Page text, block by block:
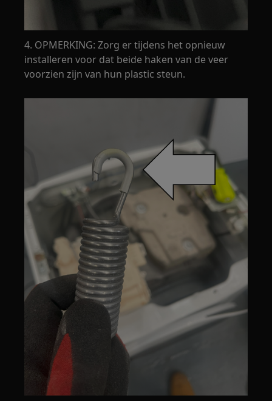
4. OPMERKING: Zorg er tijdens het opnieuw
installeren voor dat beide haken van de veer
voorzien zijn van hun plastic steun.